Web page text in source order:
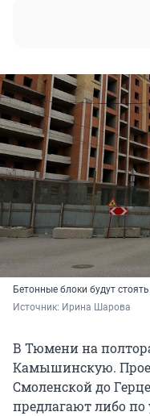
Бетонные блоки будут
Источник: Ирина Шарова
В Тюмени на
Камышинскую.
Смоленской до
предлагают либо